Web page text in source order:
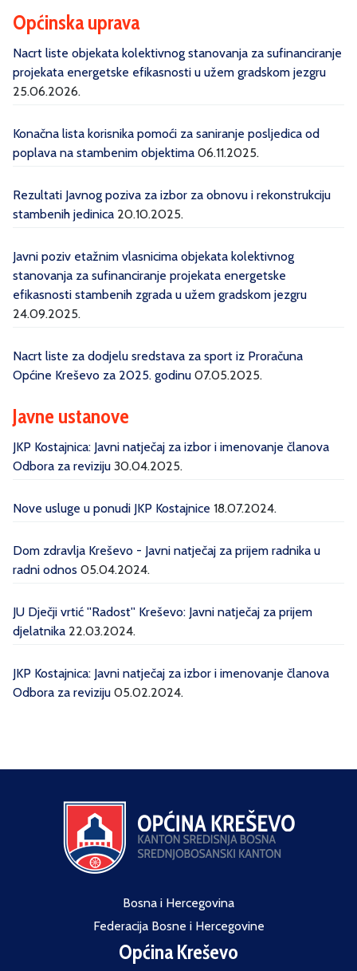
Općinska uprava
Nacrt liste objekata kolektivnog stanovanja za sufinanciranje
projekata energetske efikasnosti u užem gradskom jezgru
25.06.2026.
Konačna lista korisnika pomoći za saniranje posljedica od
poplava na stambenim objektima 06.11.2025.
Rezultati Javnog poziva za izbor za obnovu i rekonstrukciju
stambenih jedinica 20.10.2025.
Javni poziv etažnim vlasnicima objekata kolektivnog
stanovanja za sufinanciranje projekata energetske
efikasnosti stambenih zgrada u užem gradskom jezgru
24.09.2025.
Nacrt liste za dodjelu sredstava za sport iz Proračuna
Općine Kreševo za 2025. godinu 07.05.2025.
Javne ustanove
JKP Kostajnica: Javni natječaj za izbor i imenovanje članova
Odbora za reviziju 30.04.2025.
Nove usluge u ponudi JKP Kostajnice 18.07.2024.
Dom zdravlja Kreševo - Javni natječaj za prijem radnika u
radni odnos 05.04.2024.
JU Dječji vrtić ''Radost'' Kreševo: Javni natječaj za prijem
djelatnika 22.03.2024.
JKP Kostajnica: Javni natječaj za izbor i imenovanje članova
Odbora za reviziju 05.02.2024.
Bosna i Hercegovina
Federacija Bosne i Hercegovine
Općina Kreševo